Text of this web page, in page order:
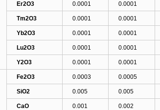
Er2O3 0.0001 0.0001
Tm2O3 0.0001 0.0001
Yb2O3 0.0001 0.0001
Lu2O3 0.0001 0.0001
Y2O3 0.0001 0.0001
Fe2O3 0.0003 0.0005
SiO2 0.005 0.005
CaO 0.001 0.002